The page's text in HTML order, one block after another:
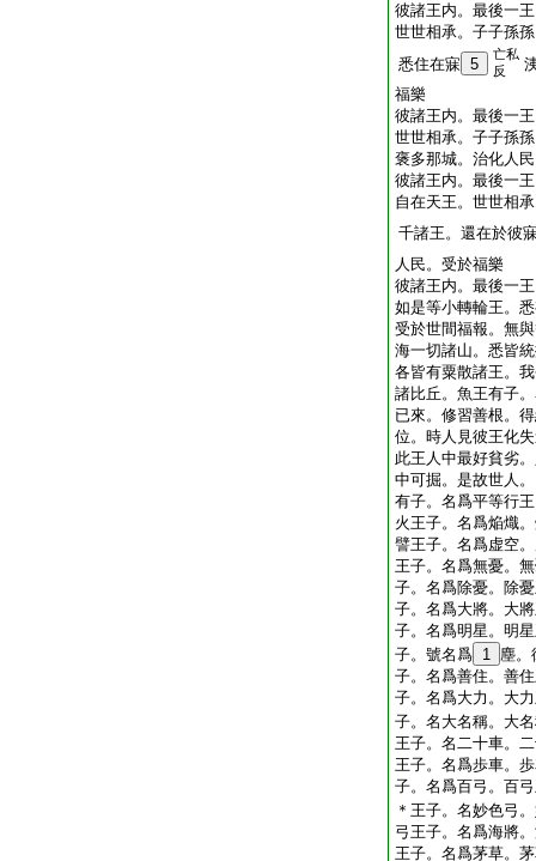
彼諸王内。最後一
世世相承。子子孫
悉住在寐 5
亡私
反
福樂
彼諸王内。最後一
世世相承。子子孫
褒多那城。治化人
彼諸王内。最後一
自在天王。世世相
千諸王。還在於彼
人民。受於福樂
彼諸王内。最後一
如是等小轉輪王。
受於世間福報。無
海一切諸山。悉皆
各皆有粟散諸王。
諸比丘。魚王有子
已來。修習善根。
位。時人見彼王化
此王人中最好貧劣
中可掘。是故世人
有子。名爲平等行
火王子。名爲焔熾
譬王子。名爲虚空
王子。名爲無憂。
子。名爲除憂。除
子。名爲大將。大
子。名爲明星。明
子。號名爲 1 塵。
子。名爲善住。善
子。名爲大力。大
子。名大名稱。大
王子。名二十車。
王子。名爲歩車。
子。名爲百弓。百
＊王子。名妙色弓
弓王子。名爲海將
王子。名爲茅草。